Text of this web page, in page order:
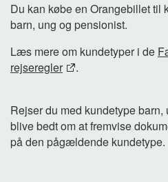
Du kan købe en Orangebillet til
barn, ung og pensionist.
Læs mere om kundetyper i de
rejseregler
.
Rejser du med kundetype
blive bedt om at fremvise
på den pågældende kundetype.